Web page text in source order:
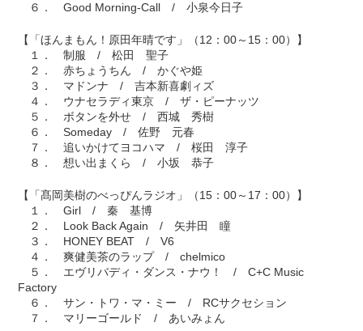
６． Good Morning-Call / 小泉今日子
【「ほんまもん！原田年晴です」（12：00～15：00）】
１． 制服 / 松田 聖子
２． 赤ちょうちん / かぐや姫
３． マドンナ / 吉本新喜劇ィズ
４． ウナセラディ東京 / ザ・ピーナッツ
５． ボタンを外せ / 西城 秀樹
６． Someday / 佐野 元春
７． 追いかけてヨコハマ / 桜田 淳子
８． 想い出まくら / 小坂 恭子
【「髙岡美樹のべっぴんラジオ」（15：00～17：00）】
１． Girl / 秦 基博
２． Look Back Again / 矢井田 瞳
３． HONEY BEAT / V6
４． 爽健美茶のラップ / chelmico
５． エヴリバディ・ダンス・ナウ！ / C+C Music
Factory
６． サン・トワ・マ・ミー / RCサクセション
７． マリーゴールド / あいみょん